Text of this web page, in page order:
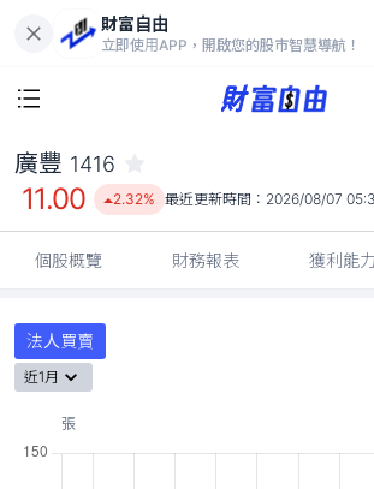
財富自由
立即使用APP，開啟您的股市智慧導航！
11.00
2.32%
廣豐 1416
11.00 2.32% 最近更新時間： 2026/08/07
個股概覽 財務報表 獲利能力
法人買賣
近1月